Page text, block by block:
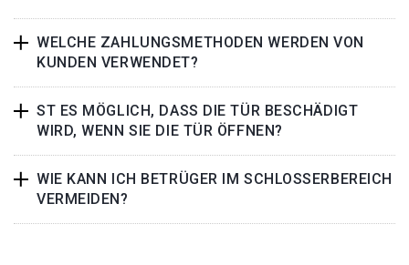
WELCHE ZAHLUNGSMETHODEN WERDEN VON
KUNDEN VERWENDET?
ST ES MÖGLICH, DASS DIE TÜR BESCHÄDIGT
WIRD, WENN SIE DIE TÜR ÖFFNEN?
WIE KANN ICH BETRÜGER IM SCHLOSSERBEREICH
VERMEIDEN?